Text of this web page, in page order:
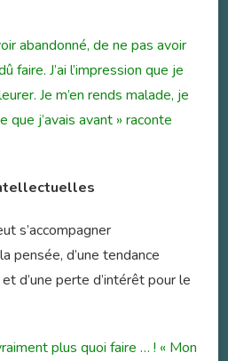
abandonné, de ne pas avoir
faire. J’ai l’impression que je
Je m’en rends malade, je
que j’avais avant » raconte
s’accompagner
pensée, d’une tendance
d’une perte d’intérêt pour le
plus quoi faire … ! « Mon